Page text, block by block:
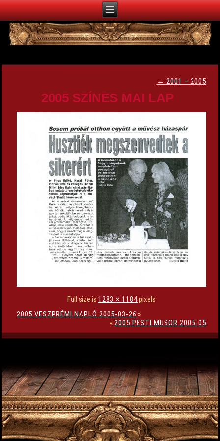
← 2001 – 2005
2005 SZÍNES MAI LAP
Full size is 1283 × 1184pixels
2005 VESZPRÉMI NAPLÓ 2005-03-26 »
«2005 PESTI MUSOR 2005-05